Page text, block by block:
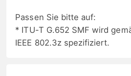
Passen Sie bitte auf:
* ITU-T G.652 SMF wird
IEEE 802.3z spezifiziert.